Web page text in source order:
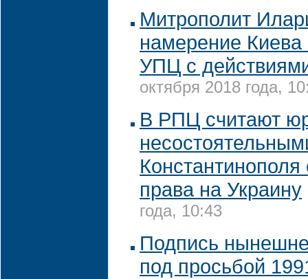
Митрополит
намерение Киева
УПЦ с
октября 2018 года,
В РПЦ считают
Константинополя
права на Украину
года, 10:43
Подпись
под просьбой